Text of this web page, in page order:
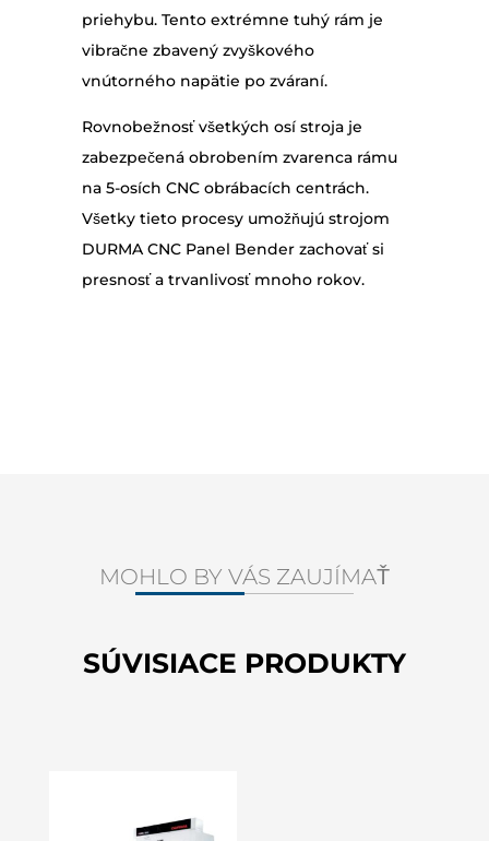
priehybu. Tento extrémne tuhý rám je
vibračne zbavený zvyškového
vnútorného napätie po zváraní.
Rovnobežnosť všetkých osí stroja je
zabezpečená obrobením zvarenca rámu
na 5-osích CNC obrábacích centrách.
Všetky tieto procesy umožňujú strojom
DURMA CNC Panel Bender zachovať si
presnosť a trvanlivosť mnoho rokov.
MOHLO BY VÁS ZAUJÍMAŤ
SÚVISIACE PRODUKTY